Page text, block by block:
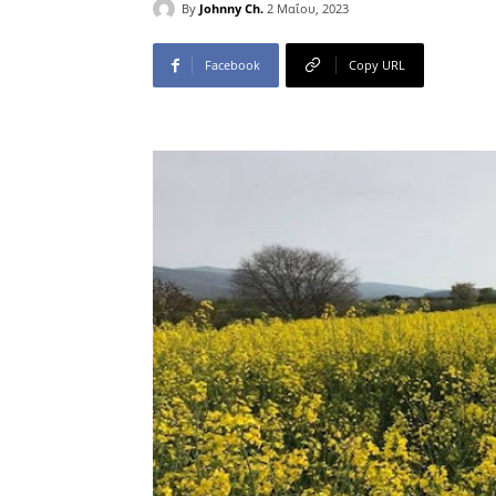
By Johnny Ch. 2 Μαΐου, 2023
Facebook Copy URL